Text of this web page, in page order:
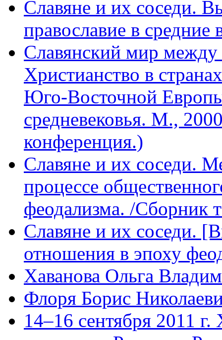
Славяне и их соседи.
православие в
Славянский мир
Христианство в
Юго-Восточной
средневековья. М.,
конференция.)
Славяне и их соседи.
процессе
феодализма. /Сборник
Славяне и их соседи.
отношения в эпоху
Хаванова Ольга
Флоря Борис
14–16 сентября 2011